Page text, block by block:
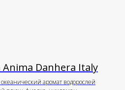
Anima Danhera Italy
аромат водорослей